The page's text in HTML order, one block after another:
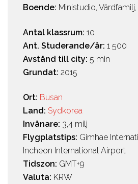
Boende: Ministudio,
Antal klassrum: 10
Ant. Studerande/år: 1 500
Avstånd till city: 5 min
Grundat: 2015
Ort: Busan
Land: Sydkorea
Invånare: 3,4 milj
Flygplatstips: Gimhae
Incheon International Airport
Tidszon: GMT+9
Valuta: KRW